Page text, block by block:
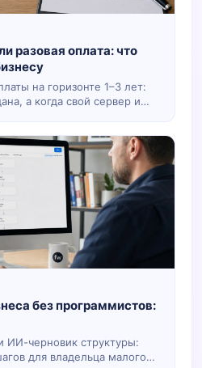
разовая оплата: что
на горизонте 1–3 лет:
а когда свой сервер и
без программистов:
ИИ-черновик структуры:
для владельца малого